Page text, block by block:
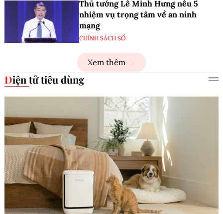
Thủ tướng Lê Minh Hưng nêu 5
nhiệm vụ trọng tâm về an ninh
mạng
CHÍNH SÁCH SỐ
Xem thêm
Điện tử tiêu dùng